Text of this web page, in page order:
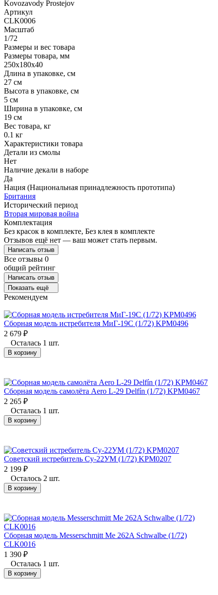
Kovozavody Prostejov
Артикул
CLK0006
Масштаб
1/72
Размеры и вес товара
Размеры товара, мм
250х180х40
Длина в упаковке, см
27 см
Высота в упаковке, см
5 см
Ширина в упаковке, см
19 см
Вес товара, кг
0.1 кг
Характеристики товара
Детали из смолы
Нет
Наличие декали в наборе
Да
Нация (Национальная принадлежность прототипа)
Британия
Исторический период
Вторая мировая война
Комплектация
Без красок в комплекте, Без клея в комплекте
Отзывов ещё нет — ваш может стать первым.
Написать отзыв
Все отзывы 0
общий рейтинг
Написать отзыв
Показать ещё
Рекомендуем
Сборная модель истребителя МиГ-19С (1/72) KPM0496
2 679 ₽
Осталась 1 шт.
В корзину
Сборная модель самолёта Aero L-29 Delfín (1/72) KPM0467
2 265 ₽
Осталась 1 шт.
В корзину
Советский истребитель Су-22УМ (1/72) KPM0207
2 199 ₽
Осталось 2 шт.
В корзину
Сборная модель Messerschmitt Me 262A Schwalbe (1/72)
CLK0016
1 390 ₽
Осталась 1 шт.
В корзину